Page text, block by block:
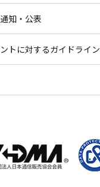
知・公表
トに対するガイドライン